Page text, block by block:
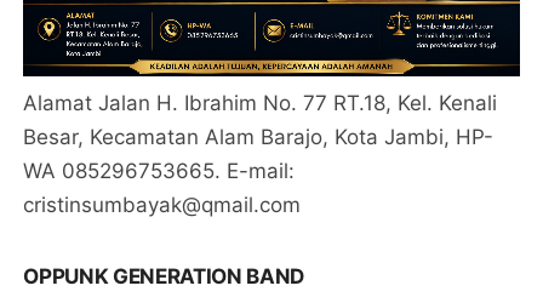
Alamat Jalan H. Ibrahim No. 77 RT.18, Kel. Kenali
Besar, Kecamatan Alam Barajo, Kota Jambi, HP-
WA 085296753665. E-mail:
cristinsumbayak@qmail.com
OPPUNK GENERATION BAND